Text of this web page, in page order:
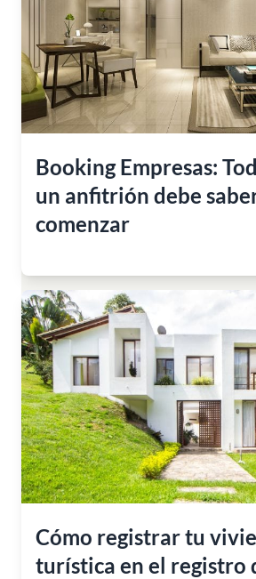
Booking Empresas:
un anfitrión debe
comenzar
Cómo registrar tu
turística en el registro